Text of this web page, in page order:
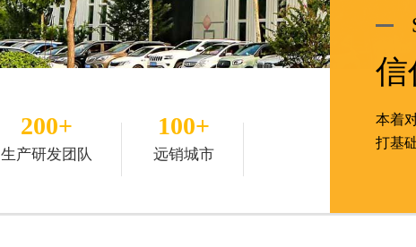
200+
生产研发团队
100+
远销城市
信
本着
打基